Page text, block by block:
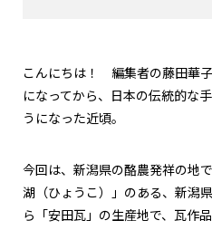
こんにちは！ 編集者の藤田華
になってから、日本の伝統的な
うになった近頃。
今回は、新潟県の酪農発祥の地
湖（ひょうこ）」のある、新潟
ら「安田瓦」の生産地で、瓦作